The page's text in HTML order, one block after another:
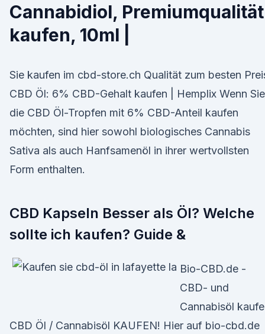
Cannabidiol, Premiumqualität
kaufen, 10ml |
Sie kaufen im cbd-store.ch Qualität zum besten
CBD Öl: 6% CBD-Gehalt kaufen | Hemplix Wenn Sie
die CBD Öl-Tropfen mit 6% CBD-Anteil kaufen
möchten, sind hier sowohl biologisches Cannabis
Sativa als auch Hanfsamenöl in ihrer wertvollsten
Form enthalten.
CBD Kapseln Besser als Öl? Welche
sollte ich kaufen? Guide &
Bio-CBD.de -
CBD- und
Cannabisöl
CBD Öl / Cannabisöl KAUFEN! Hier auf bio-cbd.de